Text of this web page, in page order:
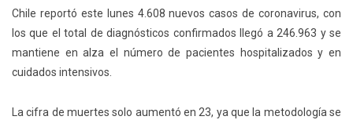
Chile reportó este lunes 4.608 nuevos casos de coronavirus, con
los que el total de diagnósticos confirmados
llegó a 246.963 y se
mantiene en alza el número de pacientes hospitalizados y en
cuidados intensivos.
La cifra de muertes solo aumentó en 23, ya que la metodología se